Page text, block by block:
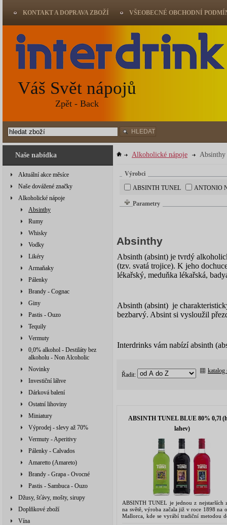
Naše nabídka
Aktuální akce měsíce
Naše dovážené značky
Alkoholické nápoje
Absinthy
Rumy
Whisky
Vodky
Likéry
Armaňaky
Pálenky
Brandy - Cognac
Giny
Pastis - Ouzo
Tequily
Vermuty
0,0% alkohol - Destiláty bez
alkoholu - Non Alcoholic
Novinky
Investiční láhve
Dárková balení
Ostatní lihoviny
Miniatury
Výprodej - slevy až 70%
Vermuty - Aperitivy
Pálenky - Calvados
Amaretto (Amareto)
Brandy - Grapa - Ovocné
Pastis - Sambuca - Ouzo
Džusy, šťávy, mošty, sirupy
Doplňkové zboží
Vína
Alkoholické nápoje Absinthy
Výrobci
ABSINTH TUNEL
ANTONIO
Parametry
Absinthy
Absinth (absint) je tvrdý
(tzv. svatá trojice). K jeho
lékařský, meduňka lékařská,
Absinth (absint) je
bezbarvý. Absint si vysloužil
Interdrinks vám nabízí absinth
Řadit:
katalog
ABSINTH TUNEL BLUE 80% 0,7l
lahev)
ABSINTH TUNEL je jednou z nejstarších
na světě, výroba začala již v roce 1898 na
Mallorca, kde se vyrábí tradiční metodou
KONTAKT A DOPRAVA ZBOŽÍ VŠEOBECNÉ OBCHODNÍ
Váš Svět nápojů
Zpět - Back
HLEDAT